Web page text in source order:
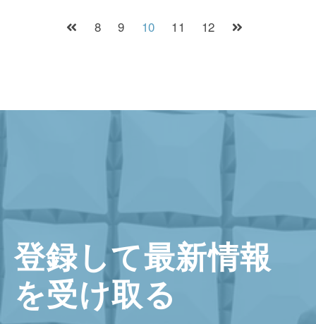
8 9 10 11 12
登録して最新情報
を受け取る